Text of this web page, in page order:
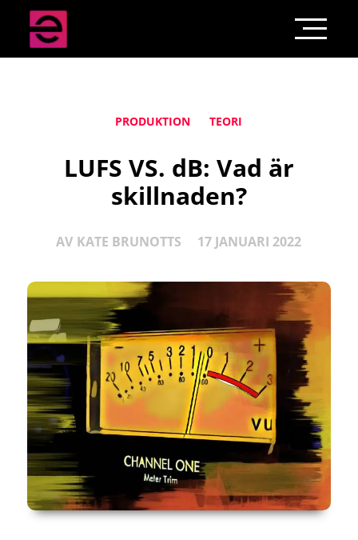
PRODUKTION TEORI
LUFS VS. dB: Vad är
skillnaden?
AV KATE BRUNOTTS 17 JANUARI 2022